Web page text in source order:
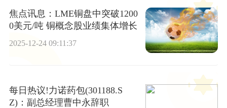
焦点讯息：LME铜盘中突破1200
0美元/吨 铜概念股业绩集体增长
2025-12-24 09:11:37
每日热议!力诺药包(301188.S
Z)：副总经理曹中永辞职